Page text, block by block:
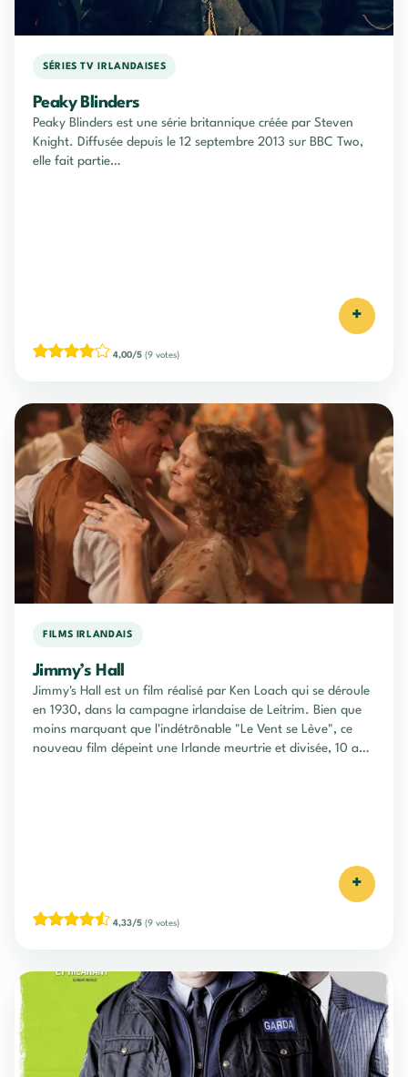
SÉRIES TV IRLANDAISES
Peaky Blinders
Peaky Blinders est une série britannique créée par Steven
Knight. Diffusée depuis le 12 septembre 2013 sur BBC Two,
elle fait partie…
+
4,00/5 (9 votes)
FILMS IRLANDAIS
Jimmy’s Hall
Jimmy's Hall est un film réalisé par Ken Loach qui se déroule
en 1930, dans la campagne irlandaise de Leitrim. Bien que
moins marquant que l'indétrônable "Le Vent se Lève", ce
nouveau film dépeint une Irlande meurtrie et divisée, 10 ans
+
4,33/5 (9 votes)